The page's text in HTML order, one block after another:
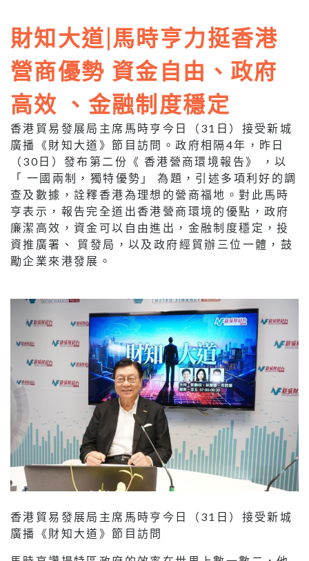
財知大道|馬時亨力挺香港
營商優勢 資金自由、政府
高效 、金融制度穩定
香港貿易發展局主席馬時亨今日（31日）接受新城
廣播《財知大道》節目訪問。政府相隔4年，昨日
（30日）發布第二份《 香港營商環境報告》 ，以
「 一國兩制，獨特優勢」 為題，引述多項利好的調
查及數據，詮釋香港為理想的營商福地。對此馬時
亨表示，報告完全道出香港營商環境的優點，政府
廉潔高效，資金可以自由進出，金融制度穩定，投
資推廣署、 貿發局，以及政府經貿辦三位一體，鼓
勵企業來港發展。
香港貿易發展局主席馬時亨今日（31日）接受新城
廣播《財知大道》節目訪問